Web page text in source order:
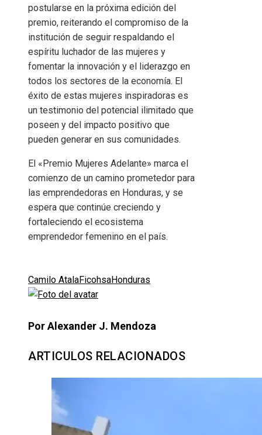
postularse en la próxima edición del
premio, reiterando el compromiso de la
institución de seguir respaldando el
espíritu luchador de las mujeres y
fomentar la innovación y el liderazgo en
todos los sectores de la economía. El
éxito de estas mujeres inspiradoras es
un testimonio del potencial ilimitado que
poseen y del impacto positivo que
pueden generar en sus comunidades.
El «Premio Mujeres Adelante» marca el
comienzo de un camino prometedor para
las emprendedoras en Honduras, y se
espera que continúe creciendo y
fortaleciendo el ecosistema
emprendedor femenino en el país.
Camilo AtalaFicohsaHonduras
Por Alexander J. Mendoza
ARTICULOS RELACIONADOS